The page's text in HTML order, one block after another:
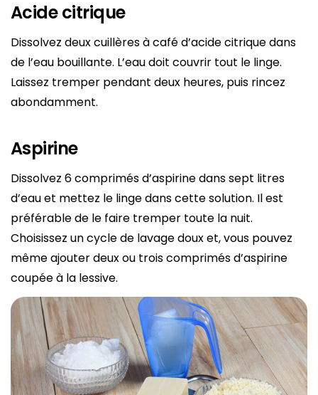
Acide citrique
Dissolvez deux cuillères à café d’acide citrique dans
de l’eau bouillante. L’eau doit couvrir tout le linge.
Laissez tremper pendant deux heures, puis rincez
abondamment.
Aspirine
Dissolvez 6 comprimés d’aspirine dans sept litres
d’eau et mettez le linge dans cette solution. Il est
préférable de le faire tremper toute la nuit.
Choisissez un cycle de lavage doux et, vous pouvez
même ajouter deux ou trois comprimés d’aspirine
coupée à la lessive.